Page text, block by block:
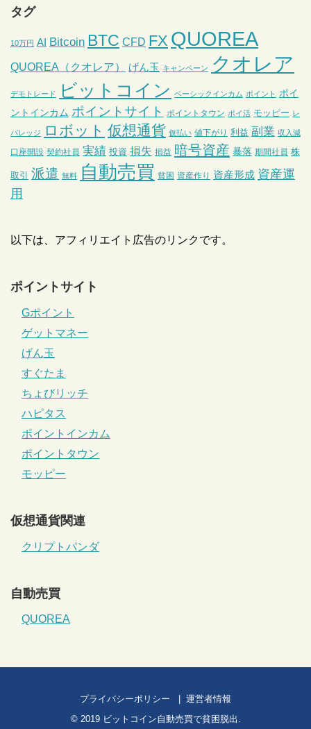
タグ
10万円 AI Bitcoin BTC CFD FX QUOREA
QUOREA（クオレア） げん玉 キャンペーン クオレア
デモトレード ビットコイン ベーシックインカム ポイント ポイ
ントインカム ポイントサイト ポイントタウン ポイ活 モッピー レ
バレッジ ロボット 仮想通貨 仮払い 値下がり 利益 副業 収入減
口座開設 契約社員 実績 投資 損失 損益 暗号資産 暴落 期間社員 株
取引 派遣 無料 自動売買 貧困 資産作り 資産形成 資産運
用
以下は、アフィリエイト広告のリンクです。
ポイントサイト
Gポイント
ゲットマネー
げん玉
すぐたま
ちょびリッチ
ハピタス
ポイントインカム
ポイントタウン
モッピー
仮想通貨関連
クリプトパンダ
自動売買
QUOREA
プライバシーポリシー
運営者情報
© 2019 ビットコイン自動売買で貧困脱出 .